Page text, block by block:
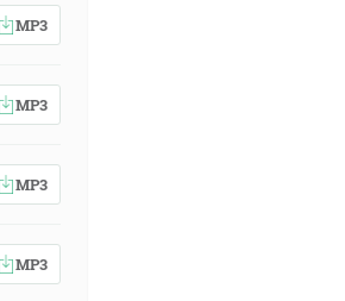
MP3
MP3
MP3
MP3